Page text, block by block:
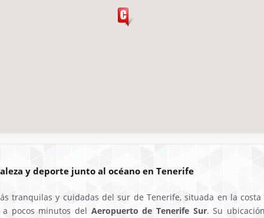
y deporte junto al océano en Tenerife
tranquilas y cuidadas del sur de Tenerife, situada en la
pocos minutos del Aeropuerto de Tenerife Sur. Su